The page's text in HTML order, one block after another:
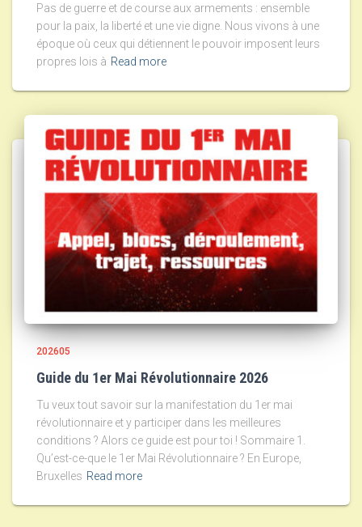
Pas de guerre et de course aux armements : ensemble
pour la paix, la liberté et une vie digne. Nous vivons à une
époque où ceux qui détiennent le pouvoir imposent leurs
propres lois à Read more
202605
Guide du 1er Mai Révolutionnaire 2026
Tu veux tout savoir sur la manifestation du 1er mai
révolutionnaire et y participer dans les meilleures
conditions ? Alors ce guide est pour toi ! Sommaire 1.
Qu’est-ce-que le 1er Mai Révolutionnaire ? En Europe,
Bruxelles Read more